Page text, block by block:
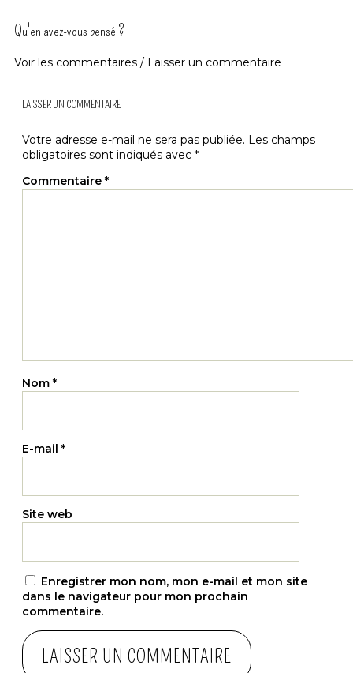
Qu'en avez-vous pensé ?
Voir les commentaires / Laisser un commentaire
LAISSER UN COMMENTAIRE
Votre adresse e-mail ne sera pas publiée. Les champs
obligatoires sont indiqués avec *
Commentaire *
Nom *
E-mail *
Site web
Enregistrer mon nom, mon e-mail et mon site
dans le navigateur pour mon prochain
commentaire.